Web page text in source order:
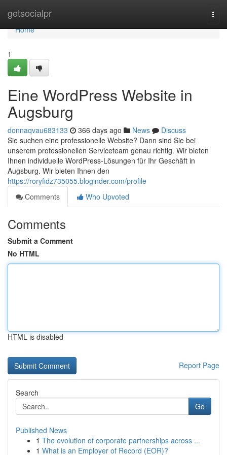
getsocialpr
Home
Home
1
Eine WordPress Website in
Augsburg
donnaqvau683133 366 days ago News
Discuss
Sie suchen eine professionelle Website? Dann sind Sie bei
unserem professionellen Serviceteam genau richtig. Wir bieten
Ihnen individuelle WordPress-Lösungen für Ihr Geschäft in
Augsburg. Wir bieten Ihnen den
https://roryfidz735055.bloginder.com/profile
Comments
Who Upvoted
Comments
Submit a Comment
No HTML
HTML is disabled
Report Page
Search
Go
Published News
1 The evolution of corporate partnerships across ...
1 What is an Employer of Record (EOR)?